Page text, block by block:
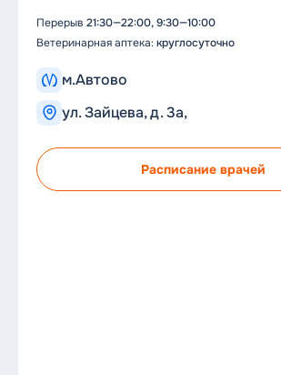
Перерыв 21:30—22:00, 9:30—10:00
Ветеринарная аптека:круглосуточно
м.Автово
ул. Зайцева, д. 3а,
Расписание врачей